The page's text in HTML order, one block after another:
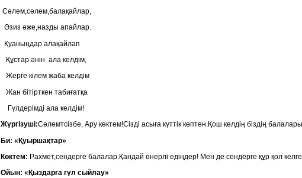
Сәлем,сәлем,балақайлар,
Әзиз әже,назды апайлар.
Қуаныңдар алақайлап
Құстар әнін ала келдім,
Жерге кілем жаба келдім
Жан бітірткен табиғатқа
Гүлдерімді ала келдім!
Жүргізуші:Сәлемтсізбе, Ару көктем!Сізді асыға күттік көптен.Қош келдің біздің
Би: «Қуыршақтар»
Көктем: Рахмет,сендерге балалар.Қандай өнерлі едіңдер! Мен де сендерге құр қол
Ойын: «Қыздарға гүл сыйлау»